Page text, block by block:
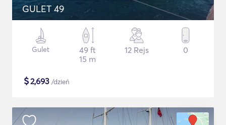
GULET 49
Gulet
49 ft
15 m
12 Rejs 0
$2,693 /dzień